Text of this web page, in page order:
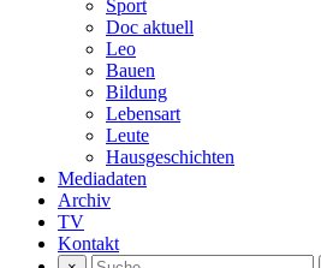
Sport
Doc aktuell
Leo
Bauen
Bildung
Lebensart
Leute
Hausgeschichten
Mediadaten
Archiv
TV
Kontakt